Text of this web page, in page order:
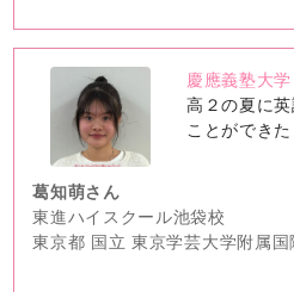
no
image
慶應義塾大学
高２の夏に
ことができた
葛知萌さん
東進ハイスクール池袋校
東京都 国立 東京学芸大学附属